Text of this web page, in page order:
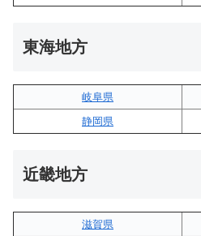
東海地方
岐阜県
静岡県
近畿地方
滋賀県